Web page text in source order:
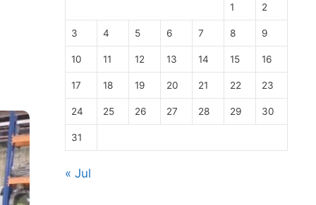
1 2
3 4 5 6 7 8 9
10 11 12 13 14 15 16
17 18 19 20 21 22 23
24 25 26 27 28 29 30
31
« Jul